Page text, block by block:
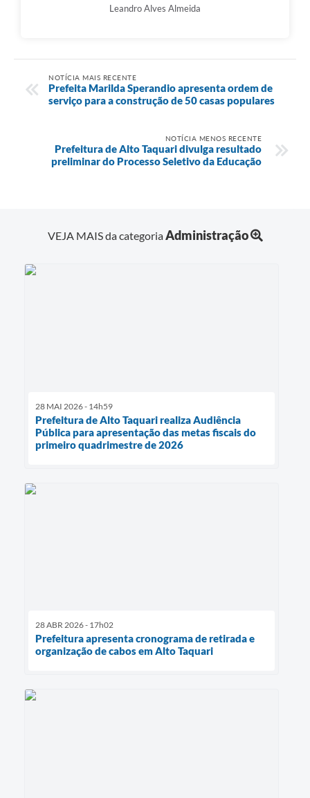
Leandro Alves Almeida
NOTÍCIA MAIS RECENTE
Prefeita Marilda Sperandio apresenta ordem de
serviço para a construção de 50 casas populares
NOTÍCIA MENOS RECENTE
Prefeitura de Alto Taquari divulga resultado
preliminar do Processo Seletivo da Educação
VEJA MAIS da categoriaAdministração
28 MAI 2026 - 14h59
Prefeitura de Alto Taquari realiza Audiência
Pública para apresentação das metas fiscais do
primeiro quadrimestre de 2026
28 ABR 2026 - 17h02
Prefeitura apresenta cronograma de retirada e
organização de cabos em Alto Taquari